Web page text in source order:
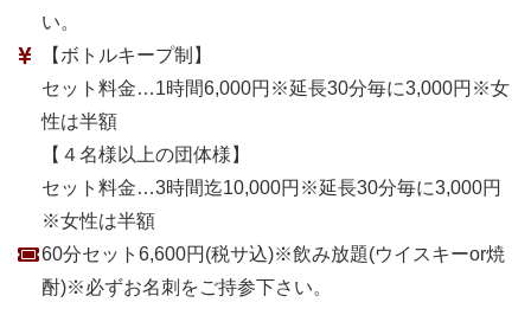
い。
【ボトルキープ制】
セット料金…1時間6,000円※延長30分毎に3,000円※女
性は半額
【４名様以上の団体様】
セット料金…3時間迄10,000円※延長30分毎に3,000円
※女性は半額
60分セット6,600円(税サ込)※飲み放題(ウイスキーor焼
酎)※必ずお名刺をご持参下さい。